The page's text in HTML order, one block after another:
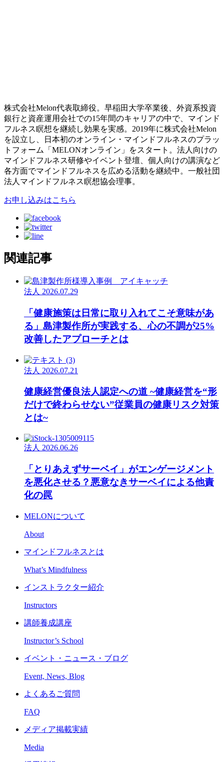
株式会社Melon代表取締役。早稲田大学卒業後、外資系投資
銀行と資産運用会社での15年間のキャリアの中で、マインド
フルネス瞑想を継続し効果を実感。2019年に株式会社Melon
を設立し、日本初のオンライン・マインドフルネスのプラッ
トフォーム「MELONオンライン」をスタート。法人向けの
マインドフルネス研修やイベント登壇、個人向けの講演など
各方面でマインドフルネスを広める活動を継続中。一般社団
法人マインドフルネス瞑想協会理事。
お申し込みはこちら
関連記事
法人 2026.07.29
「健康施策は日常に取り入れてこそ意味があ
る」島津製作所が実践する、心の不調が25%
改善したアプローチとは
法人 2026.07.21
健康経営優良法人認定への道 ~健康経営を“形
だけで終わらせない”従業員の健康リスク対策
とは~
法人 2026.06.26
「とりあえずサーベイ」がエンゲージメント
を悪化させる？悪意なきサーベイによる他責
化の罠
MELONについて
About
マインドフルネスとは
What’s Mindfulness
インストラクター紹介
Instructors
講師養成講座
Instructor’s School
イベント・ニュース・ブログ
Event, News, Blog
よくあるご質問
FAQ
メディア掲載実績
Media